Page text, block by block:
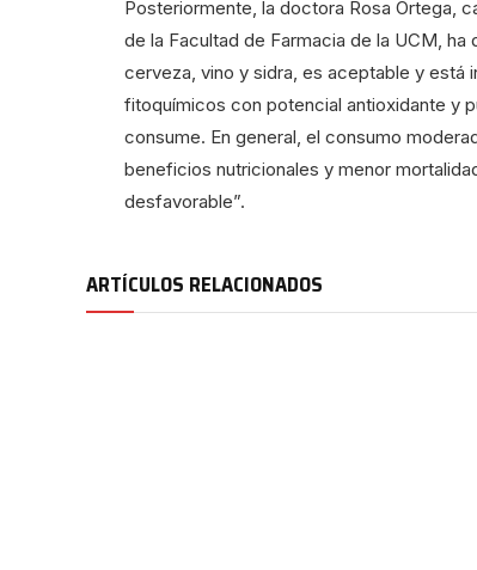
Posteriormente, la doctora Rosa Ortega,
de la Facultad de Farmacia de la UCM,
cerveza, vino y sidra, es aceptable y está
fitoquímicos con potencial antioxidante y
consume. En general, el consumo
beneficios nutricionales y menor
desfavorable”.
ARTÍCULOS RELACIONADOS